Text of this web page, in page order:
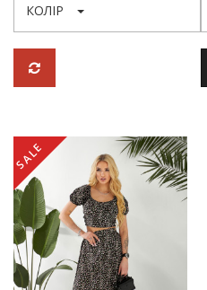
КОЛІР
SALE